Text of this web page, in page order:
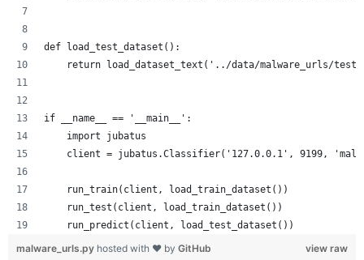
def load_test_dataset():
return load_dataset_text('../data/malware_urls/
if __name__ == '__main__':
    import jubatus
client = jubatus.Classifier('127.0.0.1', 9199,
    run_train(client, load_train_dataset())
    run_test(client, load_train_dataset())
    run_predict(client, load_test_dataset())
view raw
malware_urls.py hosted with ❤ by GitHub